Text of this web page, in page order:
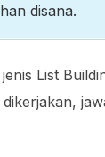
disana.
List